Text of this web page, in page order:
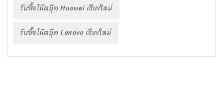
รับซื้อโน๊ตบุ๊ค Huawei เชียงใหม่
รับซื้อโน๊ตบุ๊ค Lenovo เชียงใหม่